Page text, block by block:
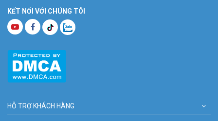
KẾT NỐI VỚI CHÚNG TÔI
HỖ TRỢ KHÁCH HÀNG